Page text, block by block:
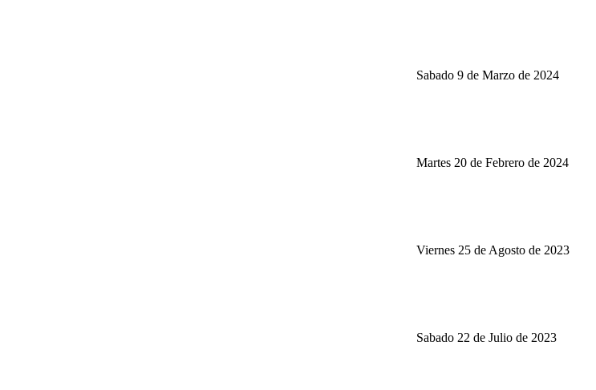
Sabado 9 de Marzo de 2024
Martes 20 de Febrero de 2024
Viernes 25 de Agosto de 2023
Sabado 22 de Julio de 2023